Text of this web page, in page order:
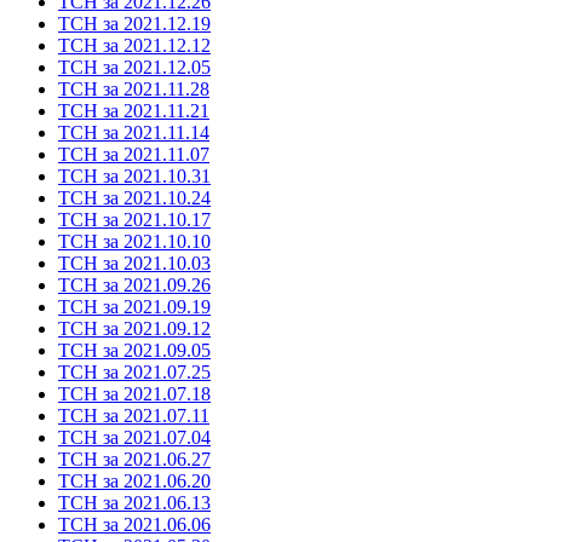
ТСН за 2021.12.19
ТСН за 2021.12.12
ТСН за 2021.12.05
ТСН за 2021.11.28
ТСН за 2021.11.21
ТСН за 2021.11.14
ТСН за 2021.11.07
ТСН за 2021.10.31
ТСН за 2021.10.24
ТСН за 2021.10.17
ТСН за 2021.10.10
ТСН за 2021.10.03
ТСН за 2021.09.26
ТСН за 2021.09.19
ТСН за 2021.09.12
ТСН за 2021.09.05
ТСН за 2021.07.25
ТСН за 2021.07.18
ТСН за 2021.07.11
ТСН за 2021.07.04
ТСН за 2021.06.27
ТСН за 2021.06.20
ТСН за 2021.06.13
ТСН за 2021.06.06